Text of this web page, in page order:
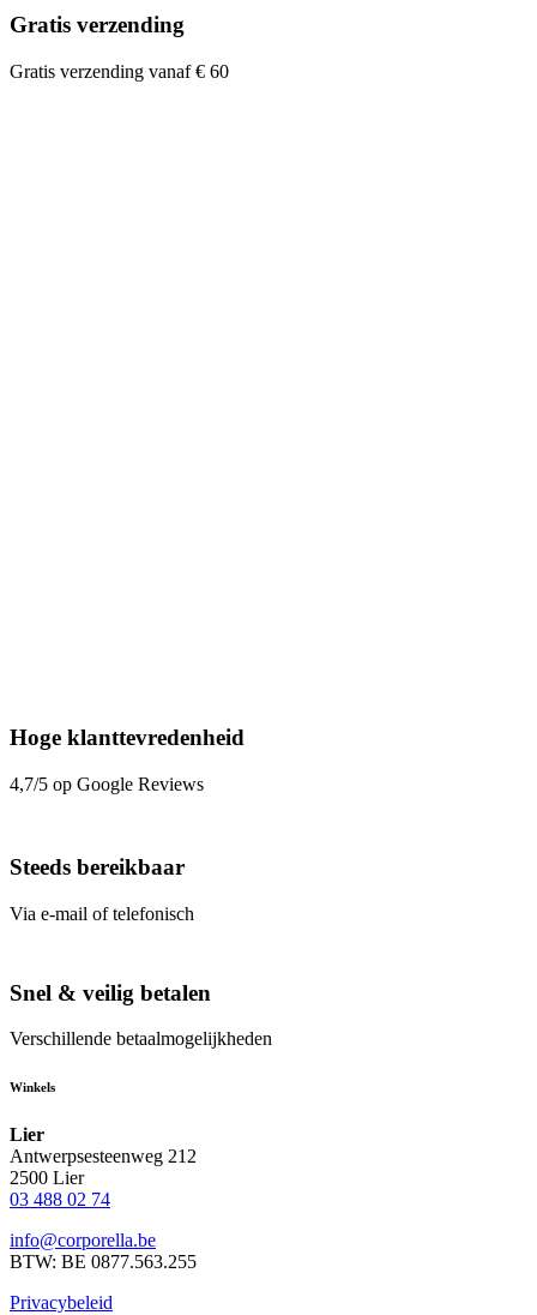
Gratis verzending
Gratis verzending vanaf € 60
Hoge klanttevredenheid
4,7/5 op Google Reviews
Steeds bereikbaar
Via e-mail of telefonisch
Snel & veilig betalen
Verschillende betaalmogelijkheden
Winkels
Lier
Antwerpsesteenweg 212
2500 Lier
03 488 02 74
info@corporella.be
BTW: BE 0877.563.255
Privacybeleid